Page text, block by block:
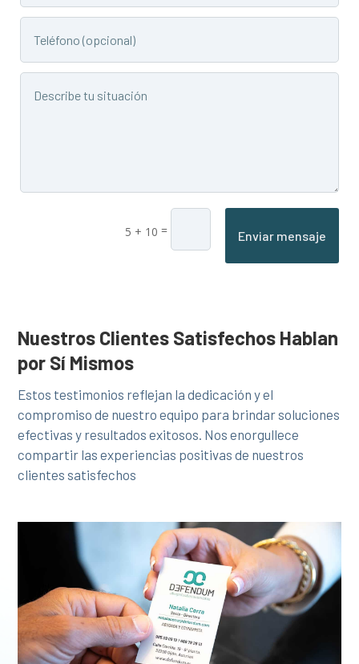
5 + 10 = Enviar mensaje
Nuestros Clientes Satisfechos Hablan
por Sí Mismos
Estos testimonios reflejan la dedicación y el
compromiso de nuestro equipo para brindar soluciones
efectivas y resultados exitosos. Nos enorgullece
compartir las experiencias positivas de nuestros
clientes satisfechos